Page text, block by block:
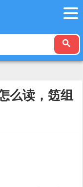
么读，笾组